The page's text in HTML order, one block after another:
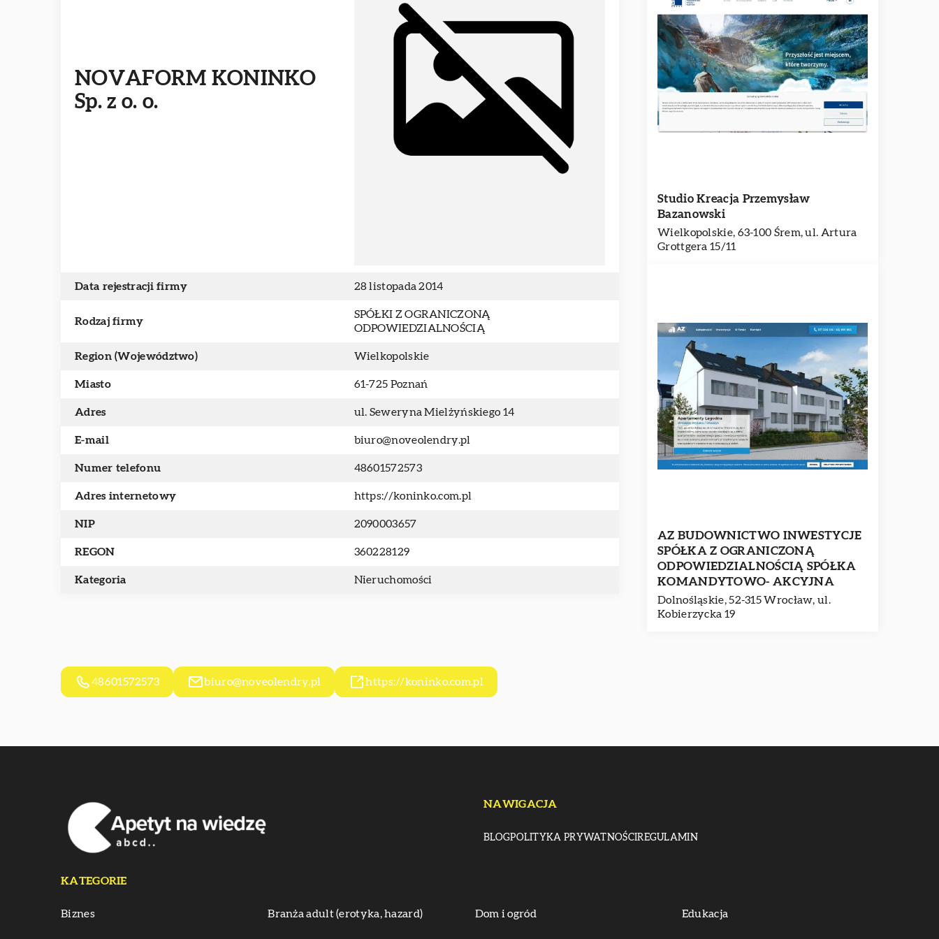
NOVAFORM KONINKO
Sp. z o. o.
Data rejestracji firmy 28 listopada 2014
Rodzaj firmy
SPÓŁKI Z OGRANICZONĄ
ODPOWIEDZIALNOŚCIĄ
Region (Województwo) Wielkopolskie
Miasto 61-725 Poznań
Adres ul. Seweryna Mielżyńskiego 14
E-mail biuro@noveolendry.pl
Numer telefonu 48601572573
Adres internetowy https://koninko.com.pl
NIP 2090003657
REGON 360228129
Kategoria Nieruchomości
Studio Kreacja Przemysław
Bazanowski
Wielkopolskie, 63-100 Śrem, ul. Artura
Grottgera 15/11
AZ BUDOWNICTWO INWESTYCJE
SPÓŁKA Z OGRANICZONĄ
ODPOWIEDZIALNOŚCIĄ SPÓŁKA
KOMANDYTOWO- AKCYJNA
Dolnośląskie, 52-315 Wrocław, ul.
Kobierzycka 19
48601572573 biuro@noveolendry.pl https://koninko.com.pl
NAWIGACJA
BLOGPOLITYKA PRYWATNOŚCIREGULAMIN
KATEGORIE
Biznes Branża adult (erotyka, hazard) Dom i ogród Edukacja